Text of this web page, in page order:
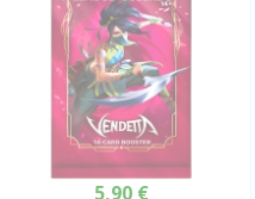
5,90 €